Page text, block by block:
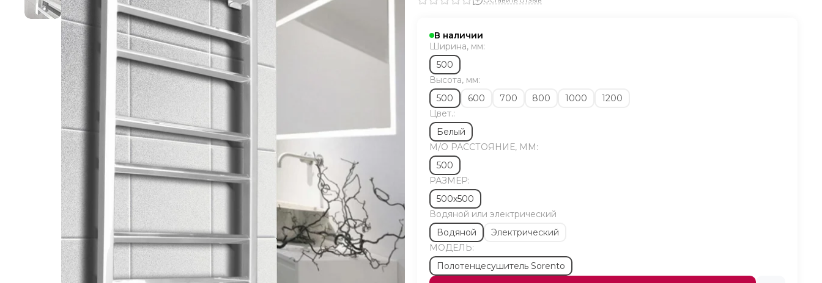
В наличии
Ширина, мм:
500
Высота, мм:
500
600 700 800 1000
1200
Цвет.:
Белый
М/O РАССТОЯНИЕ, ММ:
500
РАЗМЕР:
500х500
Водяной или электрический
Водяной
Электрический
МОДЕЛЬ:
Полотенцесушитель Sorento